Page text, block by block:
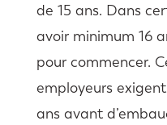
de 15 ans. Dans
avoir minimum 16
pour commencer.
employeurs
ans avant